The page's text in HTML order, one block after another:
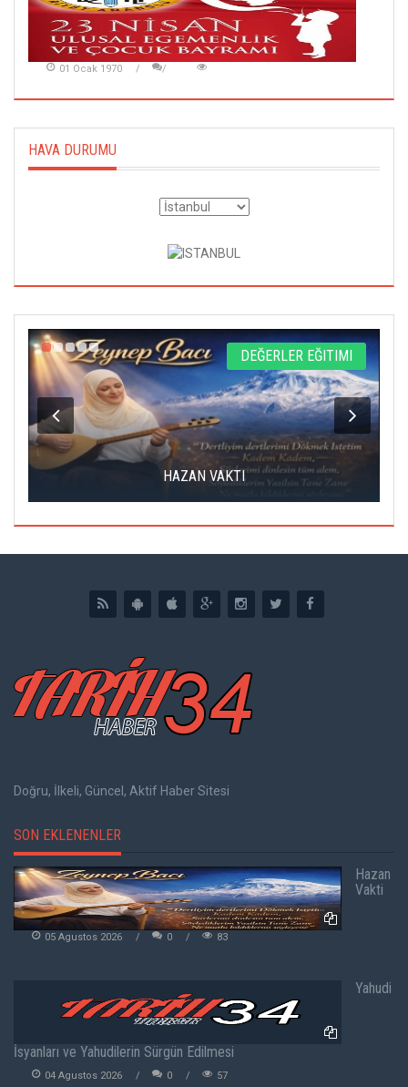
01 Ocak 1970
HAVA DURUMU
DEĞERLER EĞITIMI
HAZAN VAKTI
Doğru, İlkeli, Güncel, Aktif Haber Sitesi
SON EKLENENLER
Hazan
Vakti
05 Agustos 2026 0 83
Yahudi
İsyanları ve Yahudilerin Sürgün Edilmesi
04 Agustos 2026 0 57